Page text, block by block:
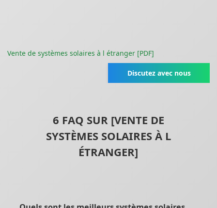
Vente de systèmes solaires à l étranger [PDF]
Discutez avec nous
6 FAQ SUR [VENTE DE
SYSTÈMES SOLAIRES À L
ÉTRANGER]